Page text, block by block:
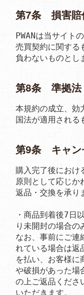
第7条 損害賠
PWANは当サイト
売買契約に関する
負わないものとし
第8条 準拠法
本規約の成立、効
国法が適用される
第9条 キャン
購入完了後におけ
原則として応じか
返品・交換を承り
・商品到着後7日
り未開封の場合の
なお、事前にご連
れている場合は返
を払い、お客様に
や破損があった場
の上ご返品くださ
いただきます。